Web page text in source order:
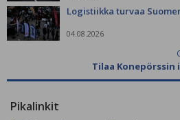
Logistiikka turvaa
04.08.2026
Tilaa
Pikalinkit